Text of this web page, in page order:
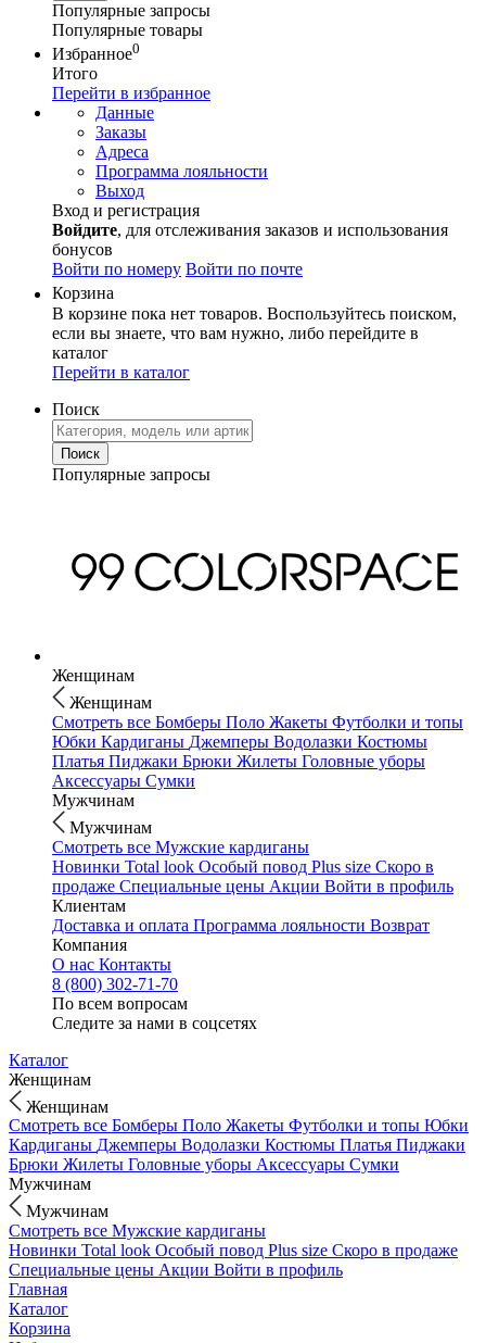
Популярные запросы
Популярные товары
Избранное0
Итого
Перейти в избранное
Данные
Заказы
Адреса
Программа лояльности
Выход
Вход и регистрация
Войдите, для отслеживания заказов и использования
бонусов
Войти по номеру Войти по почте
Корзина
В корзине пока нет товаров. Воспользуйтесь поиском,
если вы знаете, что вам нужно, либо перейдите в
каталог
Перейти в каталог
Поиск
Популярные запросы
Женщинам
Женщинам
Смотреть все Бомберы Поло Жакеты Футболки и топы
Юбки Кардиганы Джемперы Водолазки Костюмы
Платья Пиджаки Брюки Жилеты Головные уборы
Аксессуары Сумки
Мужчинам
Мужчинам
Смотреть все Мужские кардиганы
Новинки Total look Особый повод Plus size Скоро в
продаже Специальные цены Акции Войти в профиль
Клиентам
Доставка и оплата Программа лояльности Возврат
Компания
О нас Контакты
8 (800) 302-71-70
По всем вопросам
Следите за нами в соцсетях
Каталог
Женщинам
Женщинам
Смотреть все Бомберы Поло Жакеты Футболки и топы Юбки
Кардиганы Джемперы Водолазки Костюмы Платья Пиджаки
Брюки Жилеты Головные уборы Аксессуары Сумки
Мужчинам
Мужчинам
Смотреть все Мужские кардиганы
Новинки Total look Особый повод Plus size Скоро в продаже
Специальные цены Акции Войти в профиль
Главная
Каталог
Корзина